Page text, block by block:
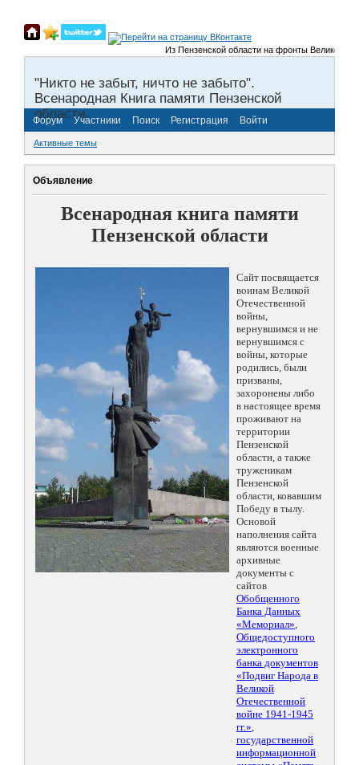
Из Пензенской области на фронты Великой
"Никто не забыт, ничто не забыто".
Всенародная Книга памяти Пензенской
области.
Форум Участники Поиск Регистрация Войти
Активные темы
Объявление
Всенародная книга памяти
Пензенской области
Сайт посвящается
воинам Великой
Отечественной
войны,
вернувшимся и не
вернувшимся с
войны, которые
родились, были
призваны,
захоронены либо
в настоящее время
проживают на
территории
Пензенской
области, а также
труженикам
Пензенской
области, ковавшим
Победу в тылу.
Основой
наполнения сайта
являются военные
архивные
документы с
сайтов
Обобщенного
Банка Данных
«Мемориал»,
Общедоступного
электронного
банка документов
«Подвиг Народа в
Великой
Отечественной
войне 1941-1945
гг.»,
государственной
информационной